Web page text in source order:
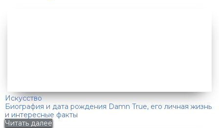
Искусство
Биография и дата рождения Damn True, его личная жизнь
и интересные факты
Читать далее